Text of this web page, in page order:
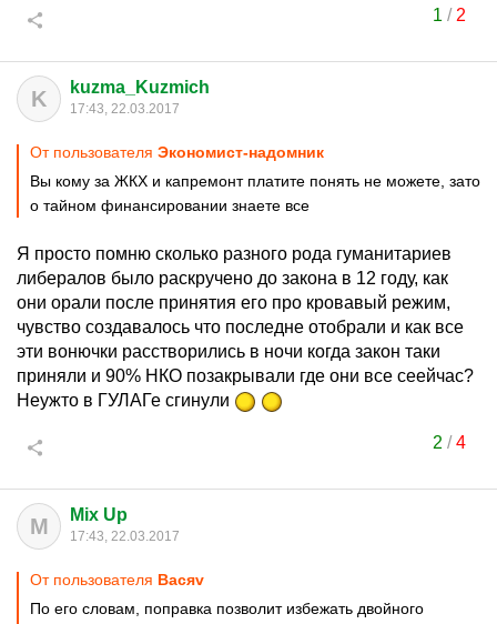
1 / 2
K kuzma_Kuzmich
17:43, 22.03.2017
От пользователя Экономист-надомник
Вы кому за ЖКХ и капремонт платите понять не можете, зато
о тайном финансировании знаете все
Я просто помню сколько разного рода гуманитариев
либералов было раскручено до закона в 12 году, как
они орали после принятия его про кровавый режим,
чувство создавалось что последне отобрали и как все
эти вонючки расстворились в ночи когда закон таки
приняли и 90% НКО позакрывали где они все сеейчас?
Неужто в ГУЛАГе сгинули
2 /4
M Mix Up
17:43, 22.03.2017
От пользователя Васяv
По его словам, поправка позволит избежать двойного